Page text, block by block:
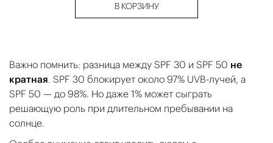
В КОРЗИНУ
Важно помнить: разница между SPF 30 и SPF 50 не
кратная. SPF 30 блокирует около 97% UVB-лучей, а
SPF 50 — до 98%. Но даже 1% может сыграть
решающую роль при длительном пребывании на
солнце.